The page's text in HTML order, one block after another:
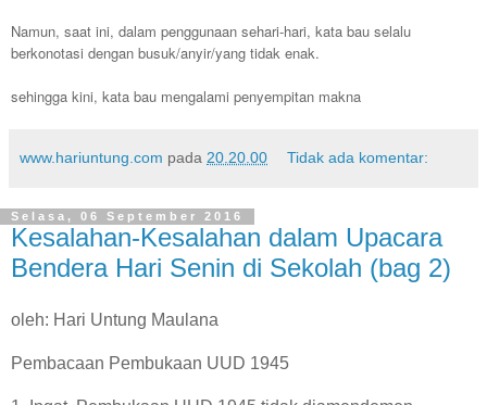
Namun, saat ini, dalam penggunaan sehari-hari, kata bau selalu
berkonotasi dengan busuk/anyir/yang tidak enak.
sehingga kini, kata bau mengalami penyempitan makna
www.hariuntung.com pada 20.20.00 Tidak ada komentar:
Selasa, 06 September 2016
Kesalahan-Kesalahan dalam Upacara
Bendera Hari Senin di Sekolah (bag 2)
oleh: Hari Untung Maulana
Pembacaan Pembukaan UUD 1945